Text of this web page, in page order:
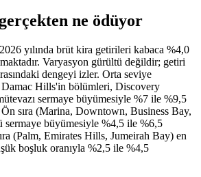
ne ödüyor
yılında brüt kira getirileri kabaca %4,0
Varyasyon gürültü değildir; getiri
dengeyi izler. Orta seviye
Hills'in bölümleri, Discovery
sermaye büyümesiyle %7 ile %9,5
sıra (Marina, Downtown, Business Bay,
büyümesiyle %4,5 ile %6,5
(Palm, Emirates Hills, Jumeirah Bay) en
boşluk oranıyla %2,5 ile %4,5